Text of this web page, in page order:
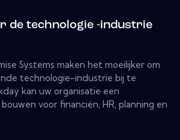
de technologie -industrie
Systems maken het moeilijker om
technologie-industrie bij te
kan uw organisatie een
voor financiën, HR, planning en